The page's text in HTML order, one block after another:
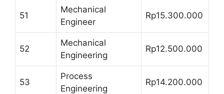
51
Mechanical
Engineer
Rp15.300.000
52
Mechanical
Engineering
Rp12.500.000
53
Process
Engineering
Rp14.200.000